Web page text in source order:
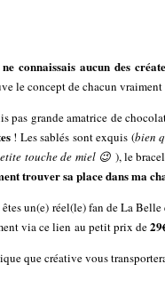
ne connaissais aucun des
le concept de chacun
pas grande amatrice de
! Les sablés sont exquis (bien
touche de miel 😉 ), le
trouver sa place dans ma
un(e) réel(le) fan de La
via ce lien au petit prix de
que créative vous